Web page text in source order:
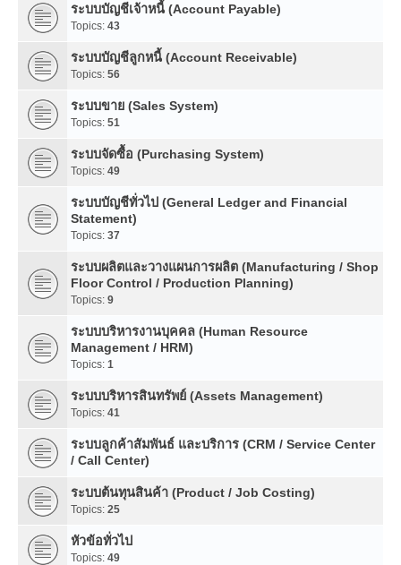
ระบบบัญชีเจ้าหนี้ (Account Payable)
Topics: 43
ระบบบัญชีลูกหนี้ (Account Receivable)
Topics: 56
ระบบขาย (Sales System)
Topics: 51
ระบบจัดซื้อ (Purchasing System)
Topics: 49
ระบบบัญชีทั่วไป (General Ledger and Financial
Statement)
Topics: 37
ระบบผลิตและวางแผนการผลิต (Manufacturing / Shop
Floor Control / Production Planning)
Topics: 9
ระบบบริหารงานบุคคล (Human Resource
Management / HRM)
Topics: 1
ระบบบริหารสินทรัพย์ (Assets Management)
Topics: 41
ระบบลูกค้าสัมพันธ์ และบริการ (CRM / Service Center
/ Call Center)
ระบบต้นทุนสินค้า (Product / Job Costing)
Topics: 25
หัวข้อทั่วไป
Topics: 49